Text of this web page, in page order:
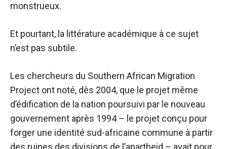
monstrueux.
Et pourtant, la littérature académique à ce sujet
n’est pas subtile.
Les chercheurs du Southern African Migration
Project ont noté, dès 2004, que le projet même
d’édification de la nation poursuivi par le nouveau
gouvernement après 1994 – le projet conçu pour
forger une identité sud-africaine commune à partir
des ruines des divisions de l’apartheid – avait pour